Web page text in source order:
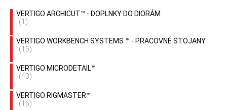
VERTIGO ARCHICUT™ - DOPLNKY DO DIORÁM
(1)
VERTIGO WORKBENCH SYSTEMS ™ - PRACOVNÉ STOJANY
(15)
VERTIGO MICRODETAIL™
(43)
VERTIGO RIGMASTER™
(16)